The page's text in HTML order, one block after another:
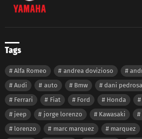
Tags
Alfa Romeo andrea dovizioso
Audi
auto Bmw dani pedrosa
Ferrari
Fiat Ford Honda
jeep
jorge lorenzo Kawasaki
lorenzo
marc marquez marquez